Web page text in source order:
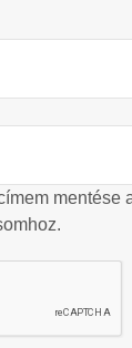
mentése